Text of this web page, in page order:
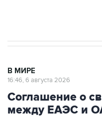
В МИРЕ
16:46, 6 августа 2026
Соглашение о
между ЕАЭС и